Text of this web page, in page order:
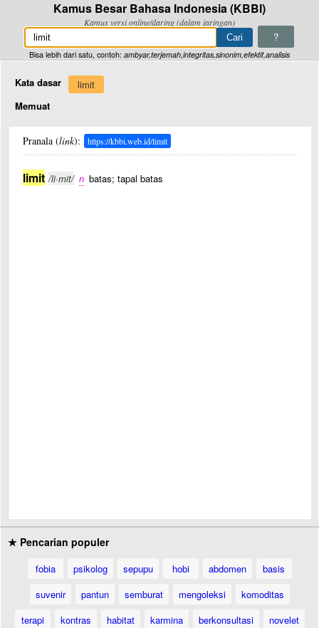
Kamus Besar Bahasa Indonesia (KBBI)
Kamus versi online/daring (dalam jaringan)
?
Bisa lebih dari satu, contoh: ambyar,terjemah,integritas,sinonim,efektif,analisis
Kata dasar
limit
Memuat
Pranala (link): https://kbbi.web.id/limit
limit /li·mit/ n batas; tapal batas
★ Pencarian populer
fobia psikolog sepupu hobi abdomen
basis
suvenir
pantun semburat mengoleksi
komoditas
terapi
kontras habitat karmina berkonsultasi
novelet